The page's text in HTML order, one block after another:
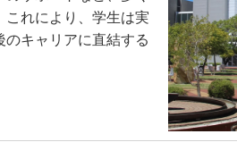
これにより、学生は実
キャリアに直結する